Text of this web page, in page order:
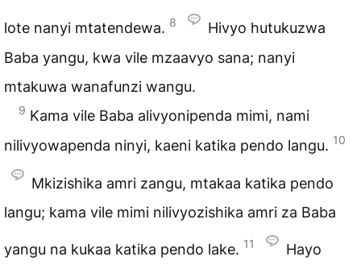
lote nanyi mtatendewa. 8
Hivyo hutukuzwa
Baba yangu, kwa vile mzaavyo sana; nanyi
mtakuwa wanafunzi wangu.
9 Kama vile Baba alivyonipenda mimi, nami
nilivyowapenda ninyi, kaeni katika pendo langu. 10
Mkizishika amri zangu, mtakaa katika pendo
langu; kama vile mimi nilivyozishika amri za Baba
yangu na kukaa katika pendo lake. 11
Hayo